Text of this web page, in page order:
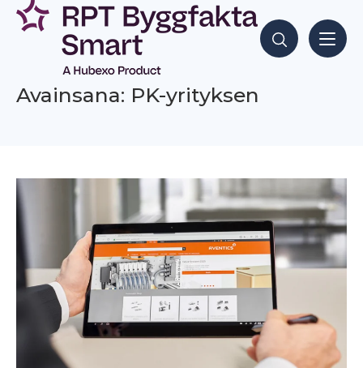
Siirry
sisältöön
Hae sisältöjä
Avainsana: PK-yrityksen